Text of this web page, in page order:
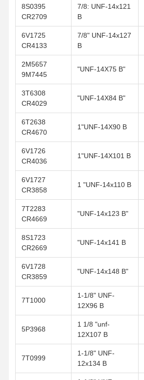
Bucket Pin Bolt
Bolt răng xô
Chốt chốt răng
Đói bánh xe xe tải
Bu lông và đai ốc
8S0395
CR2709
7/8: UNF-14x121
B
6V1725
CR4133
7/8" UNF-14x127
B
2M5657
9M7445
"UNF-14X75 B"
3T6308
CR4029
"UNF-14X84 B"
6T2638
CR4670
1"UNF-14X90 B
6V1726
CR4036
1"UNF-14X101 B
6V1727
CR3858
1 "UNF-14x110 B
7T2283
CR4669
"UNF-14x123 B"
8S1723
CR2669
"UNF-14x141 B
6V1728
CR3859
"UNF-14x148 B"
7T1000
1-1/8" UNF-
12X96 B
5P3968
1 1/8 "unf-
12X107 B
7T0999
1-1/8" UNF-
12x134 B